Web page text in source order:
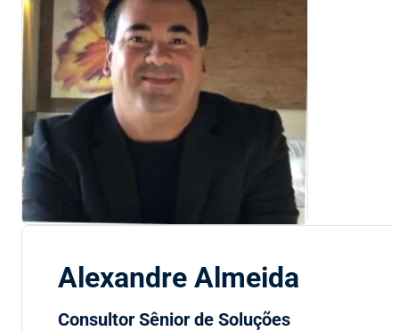
Alexandre Almeida
Consultor Sênior de Soluções